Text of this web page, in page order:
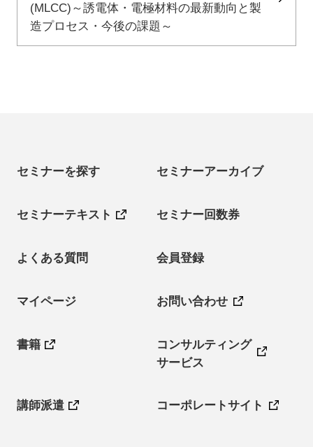
(MLCC)～誘電体・電極材料の最新動向と製
造プロセス・今後の課題～
セミナーを探す セミナーアーカイブ
セミナーテキスト セミナー回数券
よくある質問 会員登録
マイページ お問い合わせ
書籍
コンサルティング
サービス
講師派遣 コーポレートサイト